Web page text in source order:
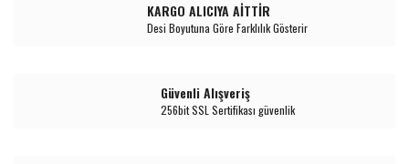
KARGO ALICIYA AİTTİR
Desi Boyutuna Göre Farklılık Gösterir
Güvenli Alışveriş
256bit SSL Sertifikası güvenlik